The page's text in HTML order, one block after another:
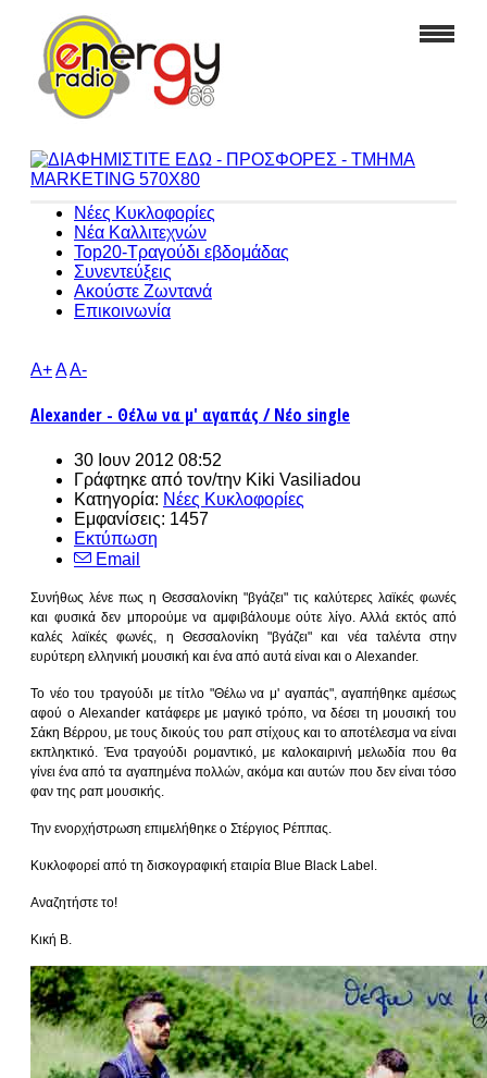
Νέες Κυκλοφορίες
Νέα Καλλιτεχνών
Top20-Τραγούδι εβδομάδας
Συνεντεύξεις
Ακούστε Ζωντανά
Επικοινωνία
A+AA-
Alexander - Θέλω να μ' αγαπάς / Νέο single
30 Ιουν 2012 08:52
Γράφτηκε από τον/την Kiki Vasiliadou
Κατηγορία: Νέες Κυκλοφορίες
Εμφανίσεις: 1457
Εκτύπωση
Email
Συνήθως λένε πως η Θεσσαλονίκη "βγάζει" τις καλύτερες λαϊκές φωνές
και φυσικά δεν μπορούμε να αμφιβάλουμε ούτε λίγο. Αλλά εκτός από
καλές λαϊκές φωνές, η Θεσσαλονίκη "βγάζει" και νέα ταλέντα στην
ευρύτερη ελληνική μουσική και ένα από αυτά είναι και ο Alexander.
Το νέο του τραγούδι με τίτλο "Θέλω να μ' αγαπάς", αγαπήθηκε αμέσως
αφού ο Alexander κατάφερε με μαγικό τρόπο, να δέσει τη μουσική του
Σάκη Βέρρου, με τους δικούς του ραπ στίχους και το αποτέλεσμα να είναι
εκπληκτικό. Ένα τραγούδι ρομαντικό, με καλοκαιρινή μελωδία που θα
γίνει ένα από τα αγαπημένα πολλών, ακόμα και αυτών που δεν είναι τόσο
φαν της ραπ μουσικής.
Την ενορχήστρωση επιμελήθηκε ο Στέργιος Ρέππας.
Κυκλοφορεί από τη δισκογραφική εταιρία Blue Black Label.
Αναζητήστε το!
Κική Β.